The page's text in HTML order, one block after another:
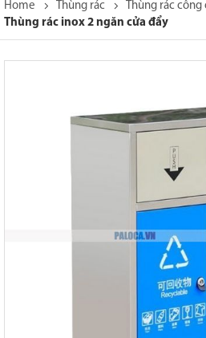
Home Thùng rác
Thùng rác công
Thùng rác inox 2 ngăn cửa đẩy